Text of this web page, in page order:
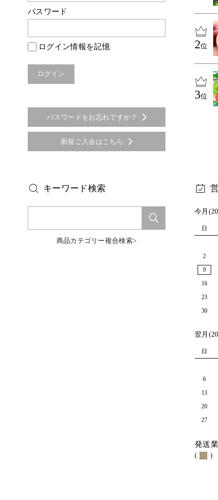
パスワード
ログイン情報を記憶
パスワードをお忘れですか？
新規ご入会はこちら
位
位
キーワード検索
商品カテゴリー複合検索>
今月
日
2
9
16
23
30
翌月
日
6
13
20
27
発送
( )